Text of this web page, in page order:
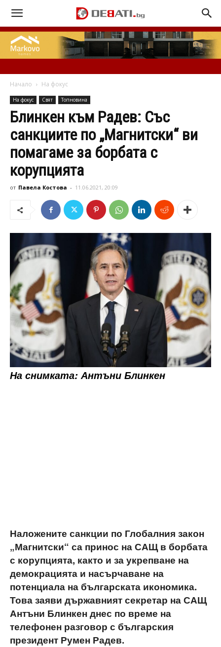
Начало На фокус
На фокус Свят Топновина
Блинкен към Радев: Със
санкциите по „Магнитски“ ви
помагаме за борбата с
корупцията
от Павела Костова - 11.06.2021, 20:09
На снимката: Антъни Блинкен
Наложените санкции по Глобалния закон
„Магнитски“ са принос на САЩ в борбата
с корупцията, както и за укрепване на
демокрацията и насърчаване на
потенциала на българската икономика.
Това заяви държавният секретар на САЩ
Антъни Блинкен днес по време на
телефонен разговор с българския
президент Румен Радев.